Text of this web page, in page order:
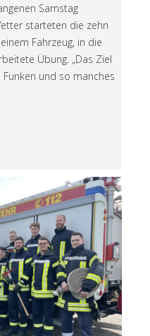
Samstag
starteten die zehn
Fahrzeug, in die
Übung. „Das Ziel
und so manches